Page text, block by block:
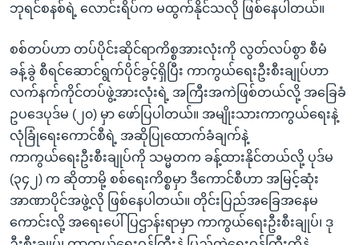
ဘုရင်စနစ်ရဲ့ လောင်းရိပ်က မထွက်နိုင်သလို ဖြစ်နေပါတယ်။
စစ်တပ်ဟာ တပ်ပိုင်းဆိုင်ရာကိစ္စအားလုံးကို လွတ်လပ်စွာ စီမံ
ခန့်ခွဲ စီရင်ဆောင်ရွက်ပိုင်ခွင့်ရှိပြီး ကာကွယ်ရေးဦးစီးချုပ်ဟာ
လက်နက်ကိုင်တပ်ဖွဲ့အားလုံးရဲ့ အကြီးအကဲဖြစ်တယ်လို့ အခြေခံ
ဥပဒေပုဒ်မ (၂၀) မှာ ဖော်ပြပါတယ်။ အမျိုးသားကာကွယ်ရေးနဲ့
လုံခြုံရေးကောင်စီရဲ့ အဆိုပြုထောက်ခံချက်နဲ့
ကာကွယ်ရေးဦးစီးချုပ်ကို သမ္မတက ခန့်ထားနိုင်တယ်လို့ ပုဒ်မ
(၃၄၂) က ဆိုတာမို့ စစ်ရေးကိစ္စမှာ ဒီကောင်စီဟာ အမြင့်ဆုံး
အာဏာပိုင်အဖွဲ့လို ဖြစ်နေပါတယ်။ တိုင်းပြည်အခြေအနေမ
ကောင်းလို့ အရေးပေါ်ပြဌာန်းရာမှာ ကာကွယ်ရေးဦးစီးချုပ်၊ ဒု